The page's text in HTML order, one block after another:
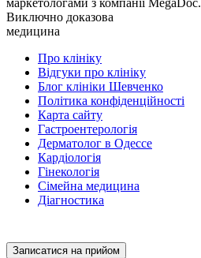
маркетологами з компанії MegaDoc.
Виключно доказова
медицина
Про клініку
Відгуки про клініку
Блог клініки Шевченко
Політика конфіденційності
Карта сайту
Гастроентерологія
Дерматолог в Одессе
Кардіологія
Гінекологія
Сімейна медицина
Діагностика
Записатися на прийом